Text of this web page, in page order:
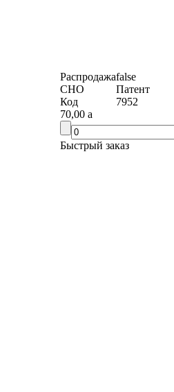
Распродажаfalse
СНО
Патент
Код
7952
70,00 a
Быстрый заказ